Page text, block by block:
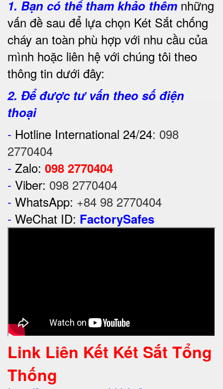
1. Bạn có thể tham khảo thêm những
vấn đề sau để lựa chọn Két Sắt chống
cháy an toàn phù hợp với nhu cầu của
mình hoặc liên hệ với chúng tôi theo
thông tin dưới đây:
2. Để được tư vấn theo số điện
thoại
- Hotline International 24/24: 098
2770404
- Zalo: 098 2770404
- Viber: 098 2770404
- WhatsApp: +84 98 2770404
- WeChat ID: FactorySafes
Link Liên Kết Két Sắt Tổng
Thống